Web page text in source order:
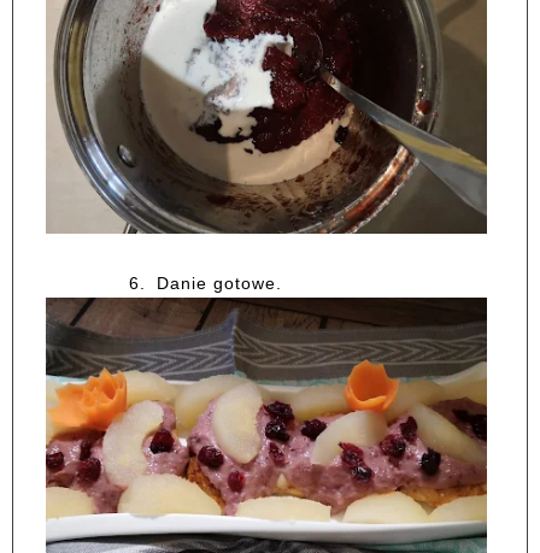
6. Danie gotowe.